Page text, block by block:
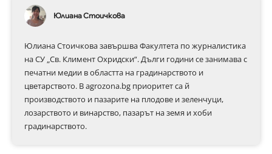
Юлиана Стоичкова
Юлиана Стоичкова завършва Факултета по журналистика
на СУ „Св. Климент Охридски“. Дълги години се занимава с
печатни медии в областта на градинарството и
цветарството. В agrozona.bg приоритет са й
производството и пазарите на плодове и зеленчуци,
лозарството и винарство, пазарът на земя и хоби
градинарството.